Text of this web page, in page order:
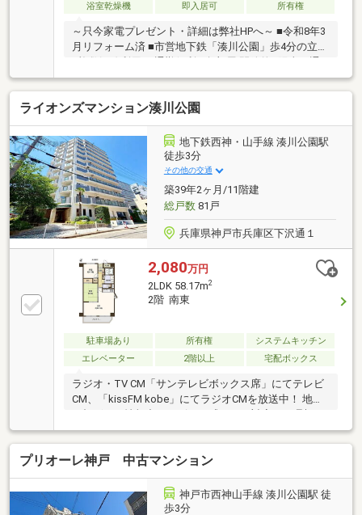
浴室乾燥機
即入居可 所有権
～只今家電プレゼント・詳細は弊社HPへ～ ■令和8年3
月リフォーム済 ■市営地下鉄「湊川公園」歩4分の立地
風良好
ライオンズマンション湊川公園
地下鉄西神・山手線 湊川公園駅
徒歩3分
その他の交通
築39年2ヶ月/11階建
総戸数81戸
兵庫県神戸市兵庫区下沢通１
2,080万円
2LDK 58.17m2
2階 南東
駐車場あり 所有権
システムキッチン
エレベーター
2階以上 宅配ボックス
ラジオ・TV CM「サンテレビボックス席」にてテレビ
CM、「kissFM kobe」にてラジオCMを放送中！ 地域
に根ざした情報力とスピード感のある対応で、理想の
住まい探しをサポート致します♪
プリオーレ神戸 中古マンション
神戸市西神山手線 湊川公園駅 徒
歩3分